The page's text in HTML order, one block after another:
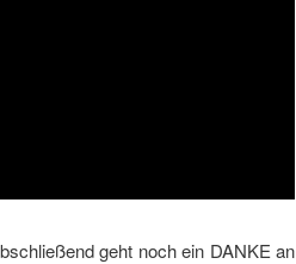
geht noch ein DANKE an